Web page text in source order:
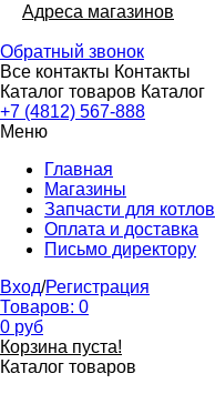
Адреса магазинов
Обратный звонок
Все контакты Контакты
Каталог товаров Каталог
+7 (4812) 567-888
Меню
Главная
Магазины
Запчасти для котлов
Оплата и доставка
Письмо директору
Вход/Регистрация
Товаров: 0
0 руб
Корзина пуста!
Каталог товаров